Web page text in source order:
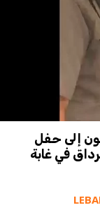
إلى حفل
في غابة